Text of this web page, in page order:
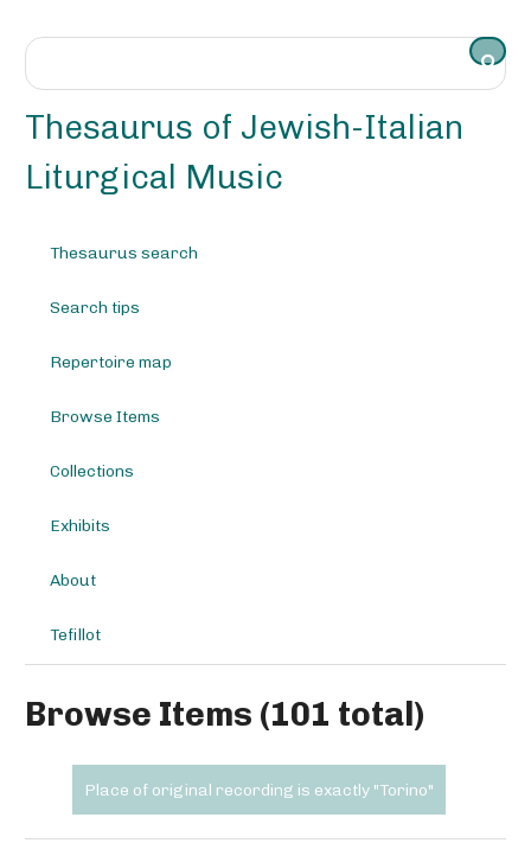
Thesaurus of Jewish-Italian
Liturgical Music
Thesaurus search
Search tips
Repertoire map
Browse Items
Collections
Exhibits
About
Tefillot
Browse Items (101 total)
Place of original recording is exactly "Torino"